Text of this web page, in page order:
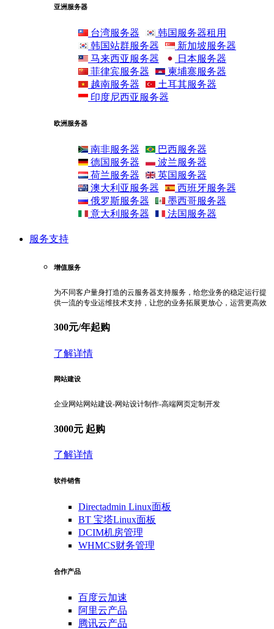
亚洲服务器
台湾服务器
韩国服务器租用
韩国站群服务器
新加坡服务器
马来西亚服务器
日本服务器
菲律宾服务器
柬埔寨服务器
越南服务器
土耳其服务器
印度尼西亚服务器
欧洲服务器
南非服务器
巴西服务器
德国服务器
波兰服务器
荷兰服务器
英国服务器
澳大利亚服务器
西班牙服务器
俄罗斯服务器
墨西哥服务器
意大利服务器
法国服务器
服务支持
增值服务
为不同客户量身打造的云服务器支持服务，给您业务的稳定运行提
供一流的专业运维技术支持，让您的业务拓展更放心，运营更高效
300元/年起购
了解详情
网站建设
企业网站网站建设-网站设计制作-高端网页定制开发
3000元 起购
了解详情
软件销售
Directadmin Linux面板
BT 宝塔Linux面板
DCIM机房管理
WHMCS财务管理
合作产品
百度云加速
阿里云产品
腾讯云产品